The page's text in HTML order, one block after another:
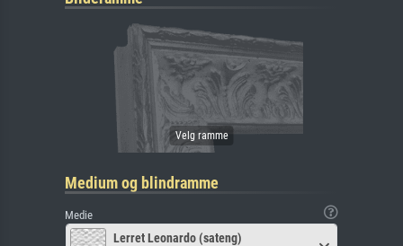
Medium og blindramme
Medie
Lerret Leonardo (sateng)